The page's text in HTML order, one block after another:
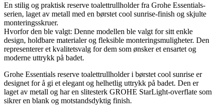
En stilig og praktisk reserve toalettrullholder fra Grohe Essentials-
serien, laget av metall med en børstet cool sunrise-finish og skjulte
monteringsskruer.
Hvorfor den ble valgt: Denne modellen ble valgt for sitt enkle
design, holdbare materialer og fleksible monteringsmuligheter. Den
representerer et kvalitetsvalg for dem som ønsker et ensartet og
moderne uttrykk på badet.
Grohe Essentials reserve toalettrullholder i børstet cool sunrise er
designet for å gi et elegant og helhetlig uttrykk på badet. Den er
laget av metall og har en slitesterk GROHE StarLight-overflate som
sikrer en blank og motstandsdyktig finish.